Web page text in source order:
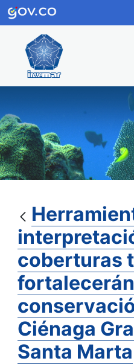
coberturas
Ciénaga
Santa Marta